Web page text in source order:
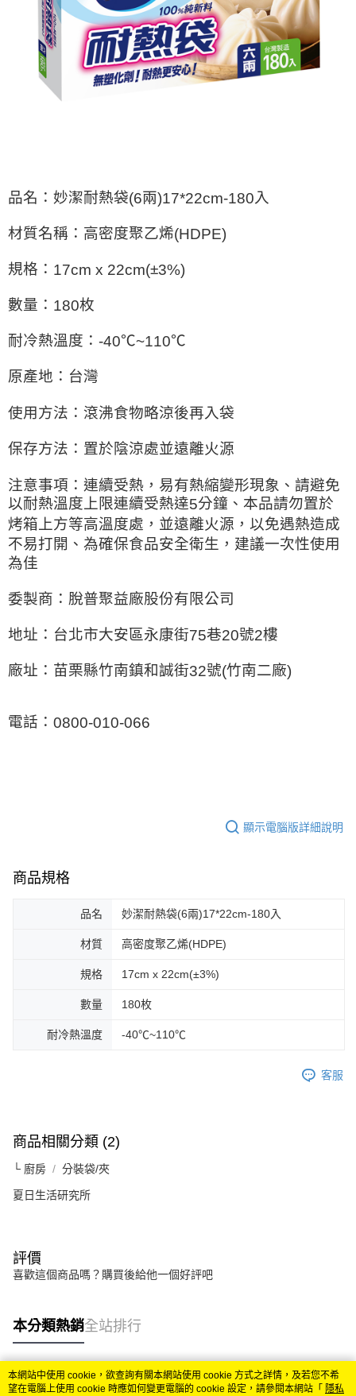
後付繳納相關費用。
※ 交易是否成功請以「AFTEE先享後付 」之結帳頁面顯示為準，若有關於
是否繳費成功／繳費後需取消欲退款等相關疑問，請聯繫「AFTEE先享後付
客戶支援中心」https://netprotections.freshdesk.com/support/home
【注意事項】
１．透過由恩沛科技股份有限公司提供之「AFTEE先享後付」服務完成之交
任。
４．使用「AFTEE先享後付」時，將依據個別帳號之用戶狀況，依本公司即
請求用戶進行身份認證。
恩沛科技股份有限公司將有權停止該用戶之使用額度並採取法律行動。
付款後7-11取貨
每筆NT$60，滿NT$599(含以上)免運費
每筆NT$120，滿NT$899(含以上)免運費
品名：妙潔耐熱袋(6兩)17*22cm-180入
材質名稱：高密度聚乙烯(HDPE)
規格： 17cm x 22cm(±3%)
數量： 180枚
耐冷熱溫度： -40℃~110℃
原產地：台灣
使用方法：滾沸食物略涼後再入袋
保存方法：置於陰涼處並遠離火源
注意事項：連續受熱，易有熱縮變形現象、請避免
以耐熱溫度上限連續受熱達5分鐘、本品請勿置於
烤箱上方等高溫度處，並遠離火源，以免遇熱造成
不易打開、為確保食品安全衛生，建議一次性使用
為佳
委製商：脫普聚益廠股份有限公司
地址：台北市大安區永康街75巷20號2樓
廠址：苗栗縣竹南鎮和誠街32號(竹南二廠)
電話： 0800-010-066
顯示電腦版詳細說明
商品規格
品名 妙潔耐熱袋(6兩)17*22cm-180入
材質 高密度聚乙烯(HDPE)
規格 17cm x 22cm(±3%)
數量 180枚
耐冷熱溫度 -40℃~110℃
客服
商品相關分類 (2)
└ 廚房 分裝袋/夾
夏日生活研究所
評價
喜歡這個商品嗎？購買後給他一個好評吧
本分類熱銷全站排行
熱門標籤
本網站中使用 cookie，欲查詢有關本網站使用 cookie 方式之詳情，及若您不希
望在電腦上使用 cookie 時應如何變更電腦的 cookie 設定，請參閱本網站「 隱私